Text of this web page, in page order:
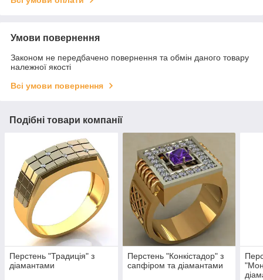
Умови повернення
Законом не передбачено повернення та обмін даного товару
належної якості
Всі умови повернення
Подібні товари компанії
Перстень "Традиція" з
діамантами
Перстень "Конкістадор" з
сапфіром та діамантами